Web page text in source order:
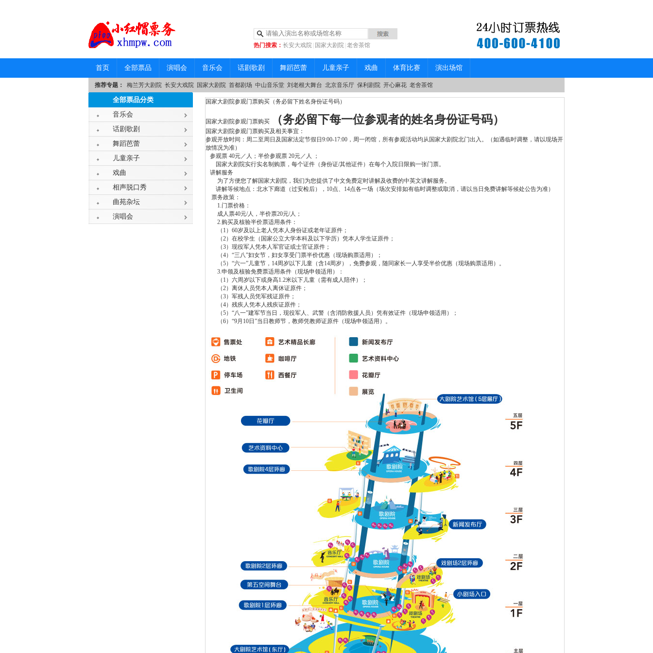
热门搜索： 长安大戏院 国家大剧院 老舍茶馆
|中山音乐堂
首页 全部票品 演唱会 音乐会 话剧歌剧 舞蹈芭蕾 儿童亲子 戏曲 体育比赛 演出场馆
推荐专题： 梅兰芳大剧院 长安大戏院 国家大剧院 首都剧场 中山音乐堂 刘老根大舞台 北京音乐厅 保利剧院 开心麻花 老舍茶馆
全部票品分类
音乐会
话剧歌剧
舞蹈芭蕾
儿童亲子
戏曲
相声脱口秀
曲苑杂坛
演唱会
国家大剧院参观门票购买（务必留下姓名身份证号码）
国家大剧院参观门票购买 （务必留下每一位参观者的姓名身份证号码）
国家大剧院参观门票购买及相关事宜：
参观开放时间：周二至周日及国家法定节假日9:00-17:00，周一闭馆，所有参观活动均从国家大剧院北门出入。（如遇临时调整，请以现场开
放情况为准）
参观票 40元／人；半价参观票 20元／人 ；
国家大剧院实行实名制购票，每个证件（身份证/其他证件）在每个入院日限购一张门票。
讲解服务
为了方便您了解国家大剧院，我们为您提供了中文免费定时讲解及收费的中英文讲解服务。
讲解等候地点：北水下廊道（过安检后），10点、14点各一场（场次安排如有临时调整或取消，请以当日免费讲解等候处公告为准）
票务政策：
1.门票价格：
成人票40元/人，半价票20元/人；
2.购买及核验半价票适用条件：
（1）60岁及以上老人凭本人身份证或老年证原件；
（2）在校学生（国家公立大学本科及以下学历）凭本人学生证原件；
（3）现役军人凭本人军官证或士官证原件；
（4）“三八”妇女节，妇女享受门票半价优惠（现场购票适用）；
（5）“六一”儿童节，14周岁以下儿童（含14周岁），免费参观，随同家长一人享受半价优惠（现场购票适用）。
3.申领及核验免费票适用条件（现场申领适用）：
（1）六周岁以下或身高1.2米以下儿童（需有成人陪伴）；
（2）离休人员凭本人离休证原件；
（3）军残人员凭军残证原件；
（4）残疾人凭本人残疾证原件；
（5）“八一”建军节当日，现役军人、武警（含消防救援人员）凭有效证件（现场申领适用）；
（6）“9月10日”当日教师节，教师凭教师证原件（现场申领适用）。